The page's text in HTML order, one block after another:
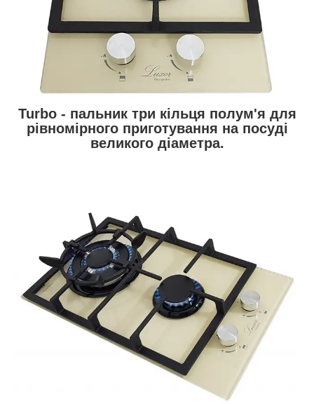
Turbo - пальник три кільця полум'я для
рівномірного приготування на посуді
великого діаметра.